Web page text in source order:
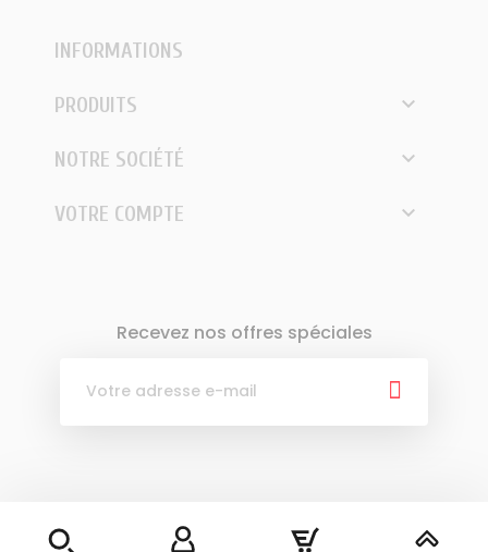
INFORMATIONS
PRODUITS 
NOTRE SOCIÉTÉ 
VOTRE COMPTE 
Recevez nos offres spéciales